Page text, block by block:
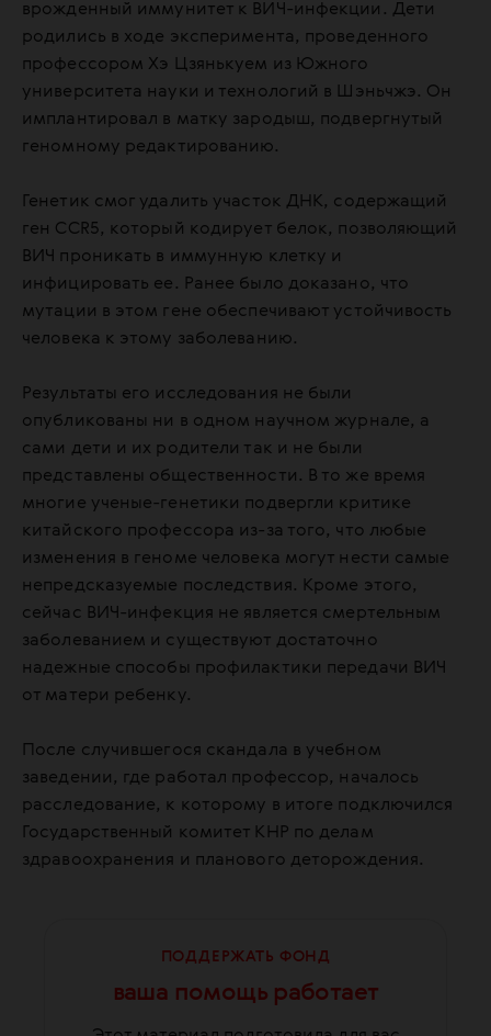
врожденный иммунитет к ВИЧ-инфекции. Дети
родились в ходе эксперимента, проведенного
профессором Хэ Цзянькуем из Южного
университета науки и технологий в Шэньчжэ. Он
имплантировал в матку зародыш, подвергнутый
геномному редактированию.
Генетик смог удалить участок ДНК, содержащий
ген CCR5, который кодирует белок, позволяющий
ВИЧ проникать в иммунную клетку и
инфицировать ее. Ранее было доказано, что
мутации в этом гене обеспечивают устойчивость
человека к этому заболеванию.
Результаты его исследования не были
опубликованы ни в одном научном журнале, а
сами дети и их родители так и не были
представлены общественности. В то же время
многие ученые-генетики подвергли критике
китайского профессора из-за того, что любые
изменения в геноме человека могут нести самые
непредсказуемые последствия. Кроме этого,
сейчас ВИЧ-инфекция не является смертельным
заболеванием и существуют достаточно
надежные способы профилактики передачи ВИЧ
от матери ребенку.
После случившегося скандала в учебном
заведении, где работал профессор, началось
расследование, к которому в итоге подключился
Государственный комитет КНР по делам
здравоохранения и планового деторождения.
ПОДДЕРЖАТЬ ФОНД
ваша помощь работает